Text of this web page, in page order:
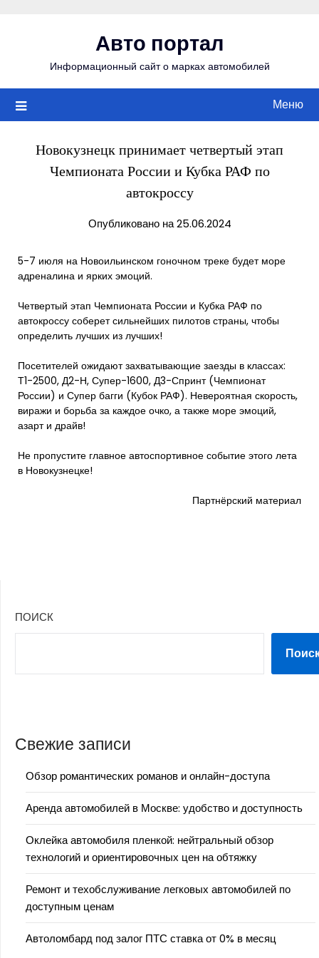
Авто портал
Информационный сайт о марках автомобилей
Меню
Новокузнецк принимает четвертый этап
Чемпионата России и Кубка РАФ по
автокроссу
Опубликовано на 25.06.2024
5-7 июля на Новоильинском гоночном треке будет море
адреналина и ярких эмоций.
Четвертый этап Чемпионата России и Кубка РАФ по
автокроссу соберет сильнейших пилотов страны, чтобы
определить лучших из лучших!
Посетителей ожидают захватывающие заезды в классах:
Т1-2500, Д2-Н, Супер-1600, Д3-Спринт (Чемпионат
России) и Супер багги (Кубок РАФ). Невероятная скорость,
виражи и борьба за каждое очко, а также море эмоций,
азарт и драйв!
Не пропустите главное автоспортивное событие этого лета
в Новокузнецке!
Партнёрский материал
ПОИСК
Свежие записи
Обзор романтических романов и онлайн-доступа
Аренда автомобилей в Москве: удобство и доступность
Оклейка автомобиля пленкой: нейтральный обзор
технологий и ориентировочных цен на обтяжку
Ремонт и техобслуживание легковых автомобилей по
доступным ценам
Автоломбард под залог ПТС ставка от 0% в месяц